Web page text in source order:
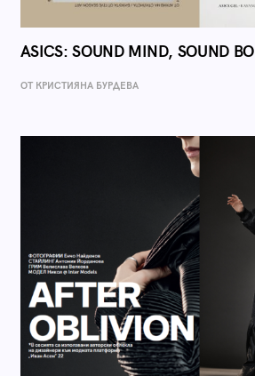
ASICS: SOUND MIND, SOUND
ОТ КРИСТИЯНА БУРДЕВА